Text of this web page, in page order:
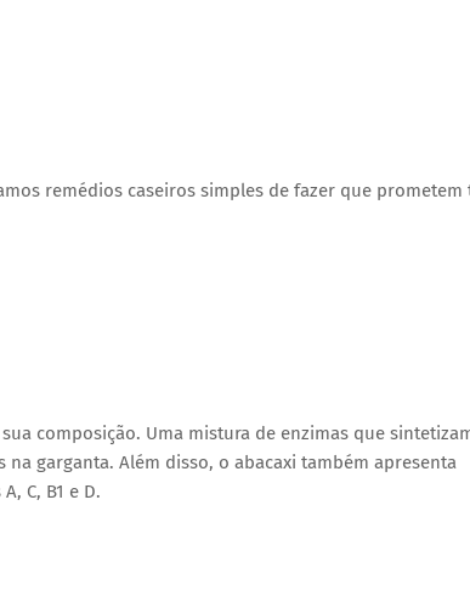
remédios caseiros simples de fazer que prometem
composição. Uma mistura de enzimas que
garganta. Além disso, o abacaxi também apresenta
C, B1 e D.